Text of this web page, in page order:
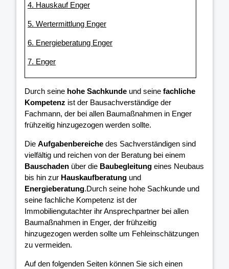
4. Hauskauf Enger
5. Wertermittlung Enger
6. Energieberatung Enger
7. Enger
Durch seine hohe Sachkunde und seine fachliche
Kompetenz ist der Bausachverständige der
Fachmann, der bei allen Baumaßnahmen in Enger
frühzeitig hinzugezogen werden sollte.
Die Aufgabenbereiche des Sachverständigen sind
vielfältig und reichen von der Beratung bei einem
Bauschaden über die Baubegleitung eines Neubaus
bis hin zur Hauskaufberatung und
Energieberatung.Durch seine hohe Sachkunde und
seine fachliche Kompetenz ist der
Immobiliengutachter ihr Ansprechpartner bei allen
Baumaßnahmen in Enger, der frühzeitig
hinzugezogen werden sollte um Fehleinschätzungen
zu vermeiden.
Auf den folgenden Seiten können Sie sich einen